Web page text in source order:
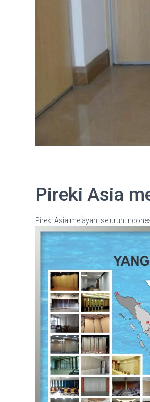
Pireki Asia
Pireki Asia melayani seluruh